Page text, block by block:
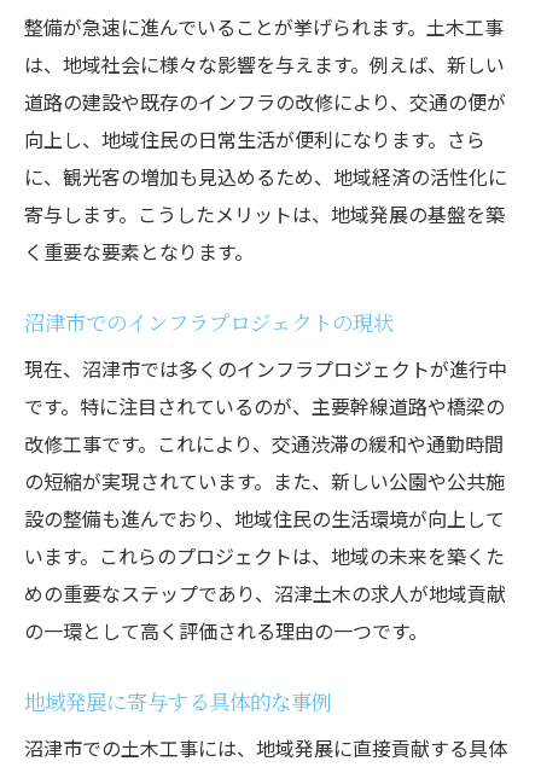
整備が急速に進んでいることが挙げられます。土木工事
は、地域社会に様々な影響を与えます。例えば、新しい
道路の建設や既存のインフラの改修により、交通の便が
向上し、地域住民の日常生活が便利になります。さら
に、観光客の増加も見込めるため、地域経済の活性化に
寄与します。こうしたメリットは、地域発展の基盤を築
く重要な要素となります。
沼津市でのインフラプロジェクトの現状
現在、沼津市では多くのインフラプロジェクトが進行中
です。特に注目されているのが、主要幹線道路や橋梁の
改修工事です。これにより、交通渋滞の緩和や通勤時間
の短縮が実現されています。また、新しい公園や公共施
設の整備も進んでおり、地域住民の生活環境が向上して
います。これらのプロジェクトは、地域の未来を築くた
めの重要なステップであり、沼津土木の求人が地域貢献
の一環として高く評価される理由の一つです。
地域発展に寄与する具体的な事例
沼津市での土木工事には、地域発展に直接貢献する具体